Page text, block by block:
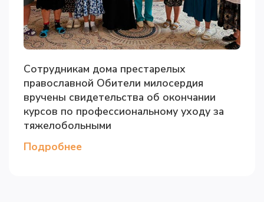
Сотрудникам дома престарелых
православной Обители милосердия
вручены свидетельства об окончании
курсов по профессиональному уходу за
тяжелобольными
Подробнее